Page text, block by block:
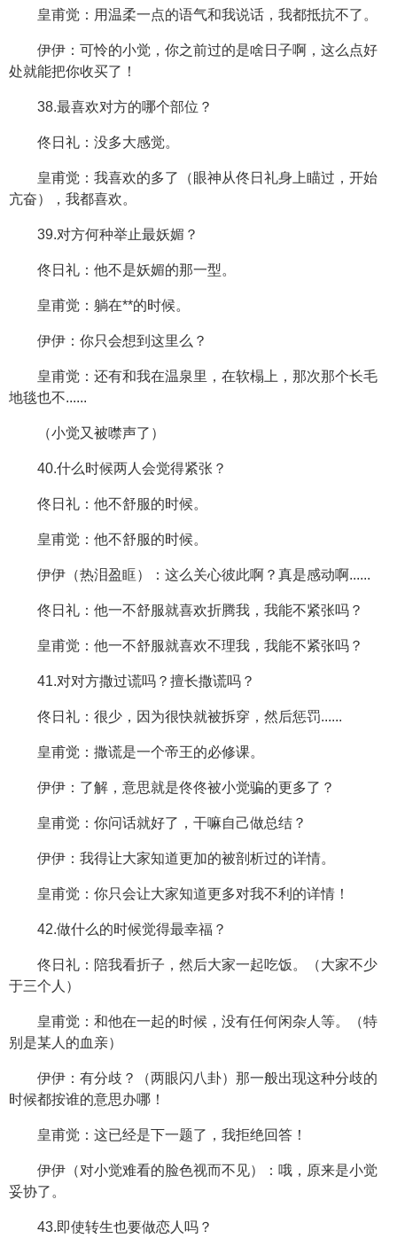
皇甫觉：用温柔一点的语气和我说话，我都抵抗不了。
伊伊：可怜的小觉，你之前过的是啥日子啊，这么点好
处就能把你收买了！
38.最喜欢对方的哪个部位？
佟日礼：没多大感觉。
皇甫觉：我喜欢的多了（眼神从佟日礼身上瞄过，开始
亢奋），我都喜欢。
39.对方何种举止最妖媚？
佟日礼：他不是妖媚的那一型。
皇甫觉：躺在**的时候。
伊伊：你只会想到这里么？
皇甫觉：还有和我在温泉里，在软榻上，那次那个长毛
地毯也不......
（小觉又被噤声了）
40.什么时候两人会觉得紧张？
佟日礼：他不舒服的时候。
皇甫觉：他不舒服的时候。
伊伊（热泪盈眶）：这么关心彼此啊？真是感动啊......
佟日礼：他一不舒服就喜欢折腾我，我能不紧张吗？
皇甫觉：他一不舒服就喜欢不理我，我能不紧张吗？
41.对对方撒过谎吗？擅长撒谎吗？
佟日礼：很少，因为很快就被拆穿，然后惩罚......
皇甫觉：撒谎是一个帝王的必修课。
伊伊：了解，意思就是佟佟被小觉骗的更多了？
皇甫觉：你问话就好了，干嘛自己做总结？
伊伊：我得让大家知道更加的被剖析过的详情。
皇甫觉：你只会让大家知道更多对我不利的详情！
42.做什么的时候觉得最幸福？
佟日礼：陪我看折子，然后大家一起吃饭。（大家不少
于三个人）
皇甫觉：和他在一起的时候，没有任何闲杂人等。（特
别是某人的血亲）
伊伊：有分歧？（两眼闪八卦）那一般出现这种分歧的
时候都按谁的意思办哪！
皇甫觉：这已经是下一题了，我拒绝回答！
伊伊（对小觉难看的脸色视而不见）：哦，原来是小觉
妥协了。
43.即使转生也要做恋人吗？